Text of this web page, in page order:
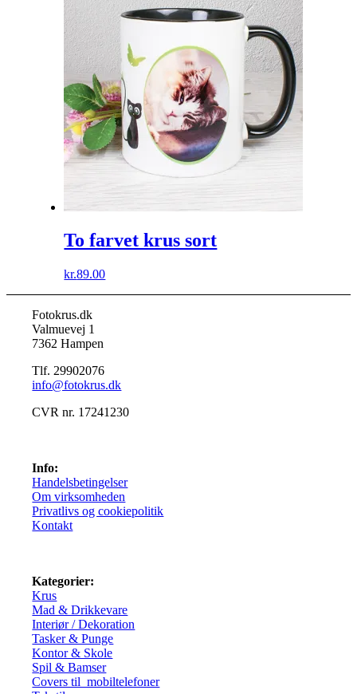
To farvet krus sort
kr.89.00
Fotokrus.dk
Valmuevej 1
7362 Hampen
Tlf. 29902076
info@fotokrus.dk
CVR nr. 17241230
Info:
Handelsbetingelser
Om virksomheden
Privatlivs og cookiepolitik
Kontakt
Kategorier:
Krus
Mad & Drikkevare
Interiør / Dekoration
Tasker & Punge
Kontor & Skole
Spil & Bamser
Covers til mobiltelefoner